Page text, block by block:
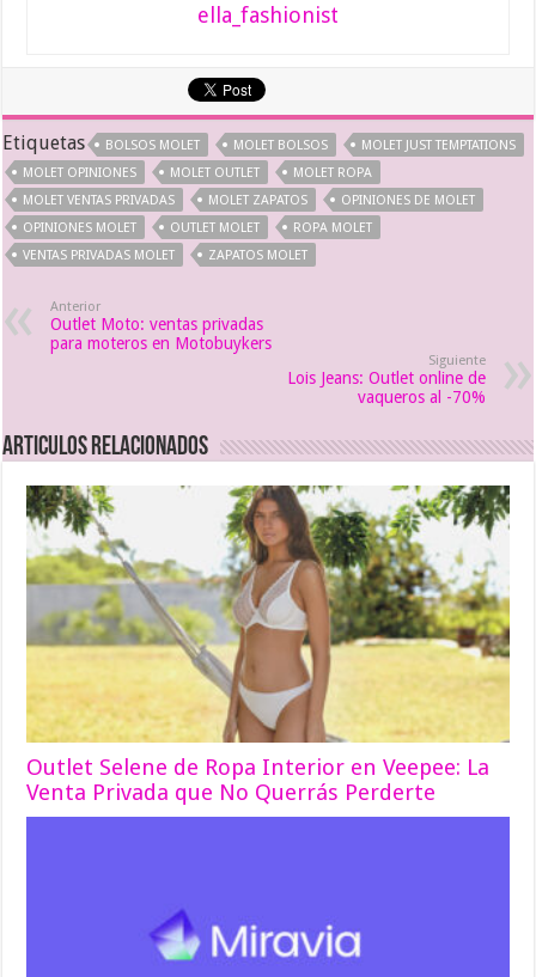
ella_fashionist
Etiquetas BOLSOS MOLET MOLET BOLSOS
MOLET JUST TEMPTATIONS
MOLET OPINIONES
MOLET OUTLET
MOLET ROPA
MOLET VENTAS PRIVADAS
MOLET ZAPATOS
OPINIONES DE MOLET
OPINIONES MOLET
OUTLET MOLET
ROPA MOLET
VENTAS PRIVADAS MOLET
ZAPATOS MOLET
Anterior
Outlet Moto: ventas privadas
para moteros en Motobuykers
Siguiente
Lois Jeans: Outlet online de
vaqueros al -70%
Articulos relacionados
Outlet Selene de Ropa Interior en Veepee: La
Venta Privada que No Querrás Perderte